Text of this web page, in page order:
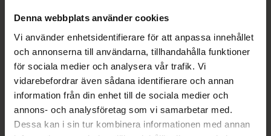
Denna webbplats använder cookies
Vi använder enhetsidentifierare för att anpassa innehållet
och annonserna till användarna, tillhandahålla funktioner
för sociala medier och analysera vår trafik. Vi
vidarebefordrar även sådana identifierare och annan
information från din enhet till de sociala medier och
annons- och analysföretag som vi samarbetar med.
Dessa kan i sin tur kombinera informationen med annan
råsocker och ekologiskt certifierad olivolja.
EAN:07350041583707
Kategorier:
AnsiktsskrubbAnsiktsvård
Exfoliering för ansiktetHudvård